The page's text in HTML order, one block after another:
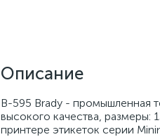
Описание
B-595 Brady - промышленная
высокого качества, размеры:
принтере этикеток серии